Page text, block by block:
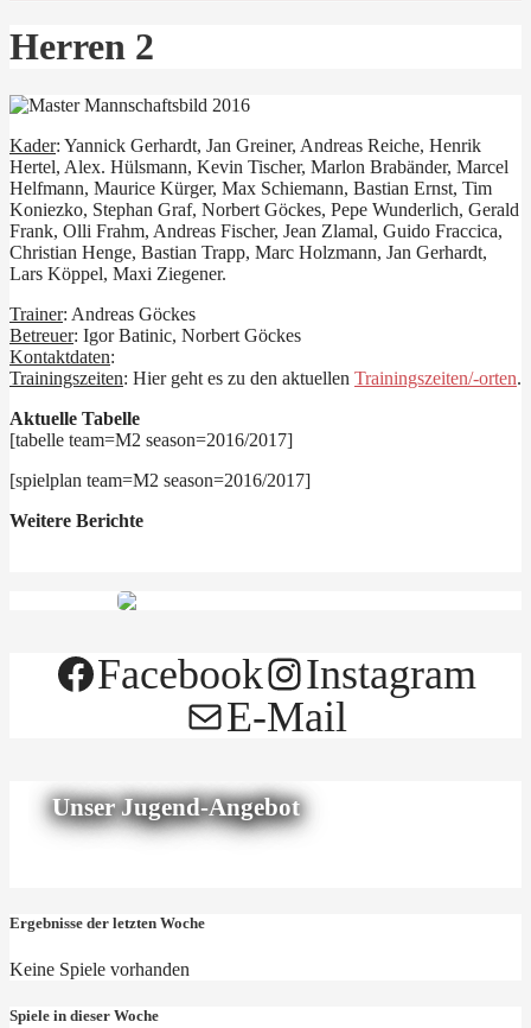
Herren 2
Kader: Yannick Gerhardt, Jan Greiner, Andreas Reiche, Henrik
Hertel, Alex. Hülsmann, Kevin Tischer, Marlon Brabänder, Marcel
Helfmann, Maurice Kürger, Max Schiemann, Bastian Ernst, Tim
Koniezko, Stephan Graf, Norbert Göckes, Pepe Wunderlich, Gerald
Frank, Olli Frahm, Andreas Fischer, Jean Zlamal, Guido Fraccica,
Christian Henge, Bastian Trapp, Marc Holzmann, Jan Gerhardt,
Lars Köppel, Maxi Ziegener.
Trainer: Andreas Göckes
Betreuer: Igor Batinic, Norbert Göckes
Kontaktdaten:
Trainingszeiten: Hier geht es zu den aktuellen Trainingszeiten/-orten.
Aktuelle Tabelle
[tabelle team=M2 season=2016/2017]
[spielplan team=M2 season=2016/2017]
Weitere Berichte
Facebook
Instagram
E-Mail
Unser Jugend-Angebot
Ergebnisse der letzten Woche
Keine Spiele vorhanden
Spiele in dieser Woche